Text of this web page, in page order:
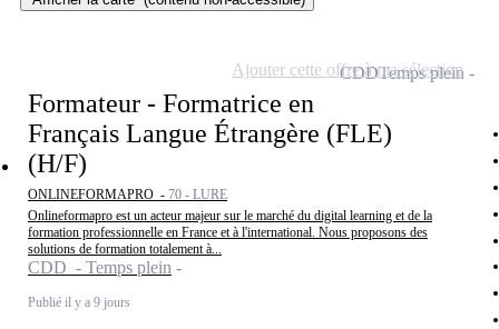
Formateur - Formatrice en
Français Langue Étrangère (FLE)
(H/F)
ONLINEFORMAPRO - 70 - LURE
Onlineformapro est un acteur majeur sur le marché du digital learning et de la
formation professionnelle en France et à l'international. Nous proposons des
solutions de formation totalement à...
CDD - Temps plein
Publié il y a 9 jours
CDDTemps plein
Ajouter cette offre à ma sélection